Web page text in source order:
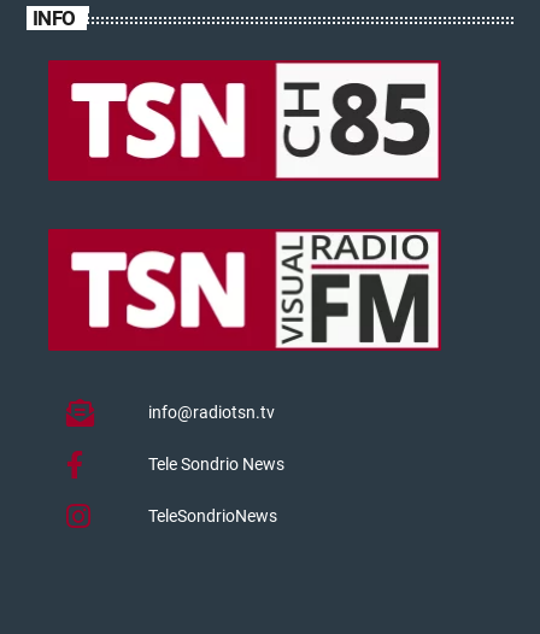
INFO
info@radiotsn.tv
Tele Sondrio News
TeleSondrioNews